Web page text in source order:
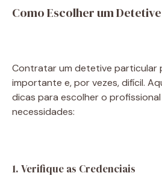
Como Escolher um
Contratar um detetive particular
importante e, por vezes, difícil.
dicas para escolher o
necessidades:
1. Verifique as Credenciais